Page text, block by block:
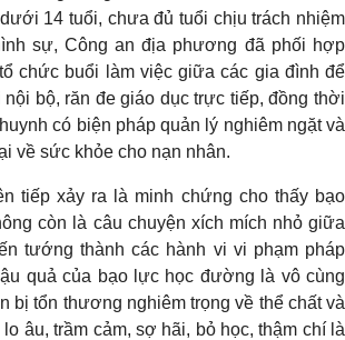
14 tuổi, chưa đủ tuổi chịu trách nhiệm
sự, Công an địa phương đã phối hợp
chức buổi làm việc giữa các gia đình để
bộ, răn đe giáo dục trực tiếp, đồng thời
có biện pháp quản lý nghiêm ngặt và
về sức khỏe cho nạn nhân.
tiếp xảy ra là minh chứng cho thấy bạo
còn là câu chuyện xích mích nhỏ giữa
tướng thành các hành vi vi phạm pháp
quả của bạo lực học đường là vô cùng
bị tổn thương nghiêm trọng về thể chất và
âu, trầm cảm, sợ hãi, bỏ học, thậm chí là